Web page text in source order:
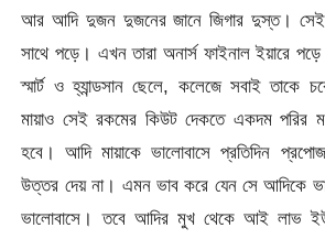
আর আদি দুজন দুজনের জানে জিগার দুস্ত।
সাথে পড়ে। এখন তারা অনার্স ফাইনাল ইয়ারে
স্মার্ট ও হ্যান্ডসান ছেলে, কলেজে সবাই তাকে
মায়াও সেই রকমের কিউট দেকতে একদম
হবে। আদি মায়াকে ভালোবাসে প্রতিদিন
উত্তর দেয় না। এমন ভাব করে যেন সে আদিকে
ভালোবাসে। তবে আদির মুখ থেকে আই লাভ